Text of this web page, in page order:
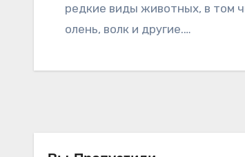
редкие виды животных, в том
олень, волк и другие.…